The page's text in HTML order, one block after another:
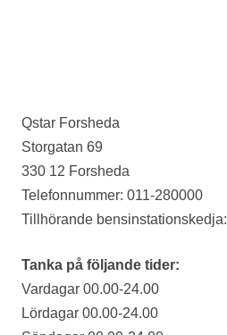
Qstar Forsheda
Storgatan 69
330 12 Forsheda
Telefonnummer: 011-280000
Tillhörande bensinstationskedja:
Tanka på följande tider:
Vardagar 00.00-24.00
Lördagar 00.00-24.00